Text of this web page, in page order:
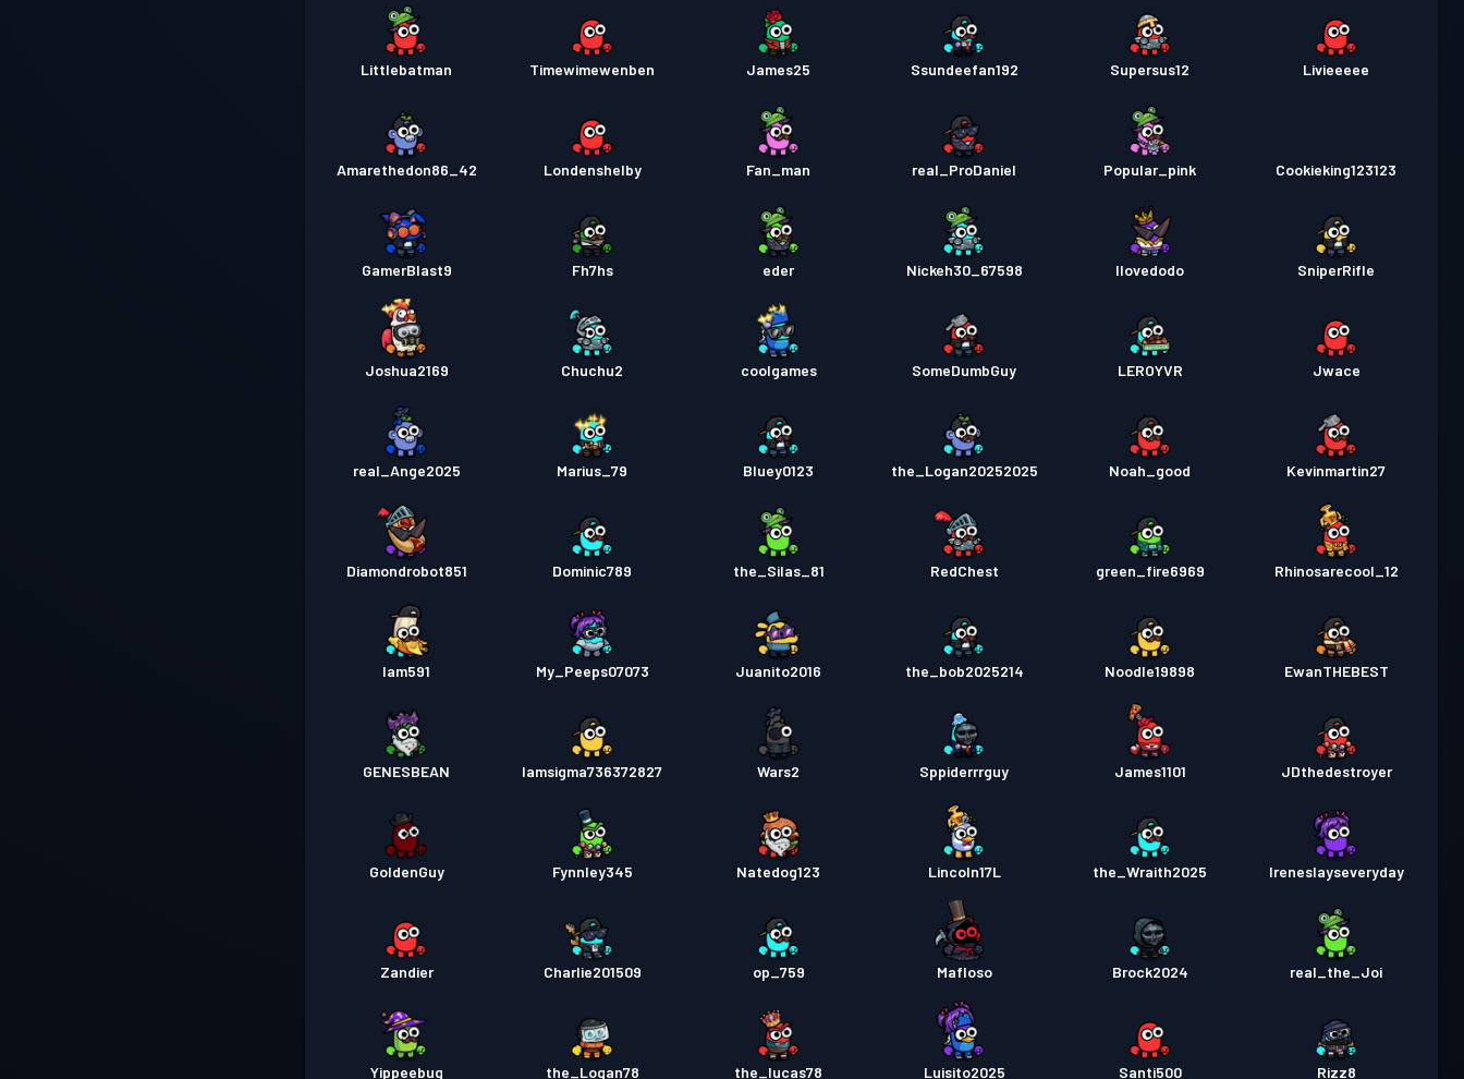
Littlebatman Timewimewenben James25 Ssundeefan192 Supersus12 Livieeeee
Amarethedon86_42 Londenshelby Fan_man real_ProDaniel Popular_pink Cookieking123123
GamerBlast9 Fh7hs eder Nickeh30_67598 Ilovedodo SniperRifle
Joshua2169 Chuchu2 coolgames SomeDumbGuy LEROYVR Jwace
real_Ange2025 Marius_79 Bluey0123 the_Logan20252025 Noah_good Kevinmartin27
Diamondrobot851 Dominic789 the_Silas_81 RedChest green_fire6969 Rhinosarecool_12
Iam591 My_Peeps07073 Juanito2016 the_bob2025214 Noodle19898 EwanTHEBEST
GENESBEAN Iamsigma736372827 Wars2 Sppiderrrguy James1101 JDthedestroyer
GoldenGuy Fynnley345 Natedog123 Lincoln17L the_Wraith2025 Ireneslayseveryday
Zandier Charlie201509 op_759 Mafloso Brock2024 real_the_Joi
Yippeebug the_Logan78 the_lucas78 Luisito2025 Santi500 Rizz8